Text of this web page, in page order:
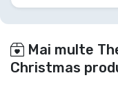
Mai multe
Christmas